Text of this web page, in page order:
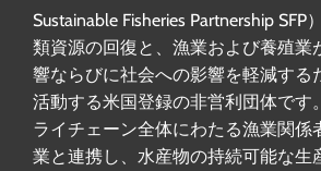
Sustainable Fisheries Partnership SFP
類資源の回復と、漁業および養殖業
響ならびに社会への影響を軽減する
活動する米国登録の非営利団体です
ライチェーン全体にわたる漁業関係
業と連携し、水産物の持続可能な生